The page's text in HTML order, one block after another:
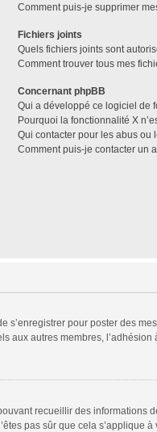
Comment puis-je supprimer
Fichiers joints
Quels fichiers joints sont
Comment trouver tous mes
Concernant phpBB
Qui a développé ce logiciel de
Pourquoi la fonctionnalité X
Qui contacter pour les abus ou
Comment puis-je contacter un
pour poster des
autres membres,
recueillir des informations
pas sûr que cela s’applique